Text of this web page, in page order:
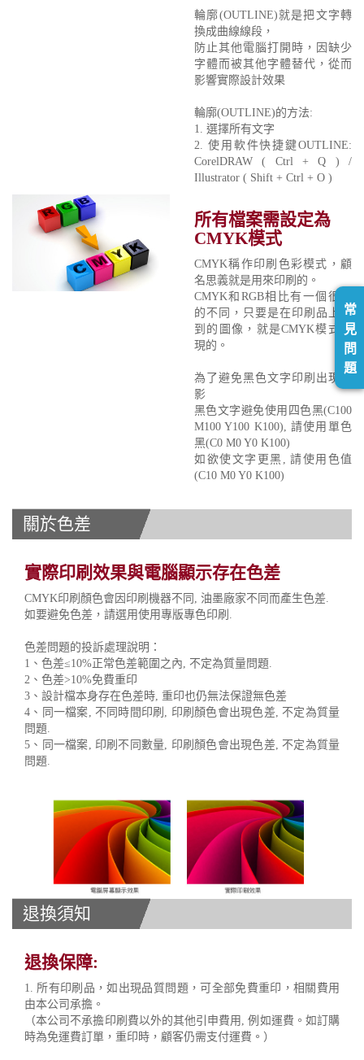
輪廓(OUTLINE)就是把文字轉
換成曲線線段，
防止其他電腦打開時，因缺少
字體而被其他字體替代，從而
影響實際設計效果
輪廓(OUTLINE)的方法:
1. 選擇所有文字
2. 使用軟件快捷鍵OUTLINE:
CorelDRAW ( Ctrl + Q ) /
Illustrator ( Shift + Ctrl + O )
所有檔案需設定為
CMYK模式
CMYK稱作印刷色彩模式，顧
名思義就是用來印刷的。
CMYK和RGB相比有一個很大
的不同，只要是在印刷品上看
到的圖像，就是CMYK模式表
現的。
為了避免黑色文字印刷出現重
影
黑色文字避免使用四色黑(C100
M100 Y100 K100), 請使用單色
黑(C0 M0 Y0 K100)
如欲使文字更黑, 請使用色值
(C10 M0 Y0 K100)
關於色差
實際印刷效果與電腦顯示存在色差
CMYK印刷顏色會因印刷機器不同, 油墨廠家不同而產生色差.
如要避免色差，請選用使用專版專色印刷.
色差問題的投訴處理說明：
1、色差≤10%正常色差範圍之內, 不定為質量問題.
2、色差>10%免費重印
3、設計檔本身存在色差時, 重印也仍無法保證無色差
4、同一檔案, 不同時間印刷, 印刷顏色會出現色差, 不定為質量
問題.
5、同一檔案, 印刷不同數量, 印刷顏色會出現色差, 不定為質量
問題.
退換須知
退換保障:
1. 所有印刷品，如出現品質問題，可全部免費重印，相關費用
由本公司承擔。
（本公司不承擔印刷費以外的其他引申費用, 例如運費。如訂購
時為免運費訂單，重印時，顧客仍需支付運費。）
常
見
問
題